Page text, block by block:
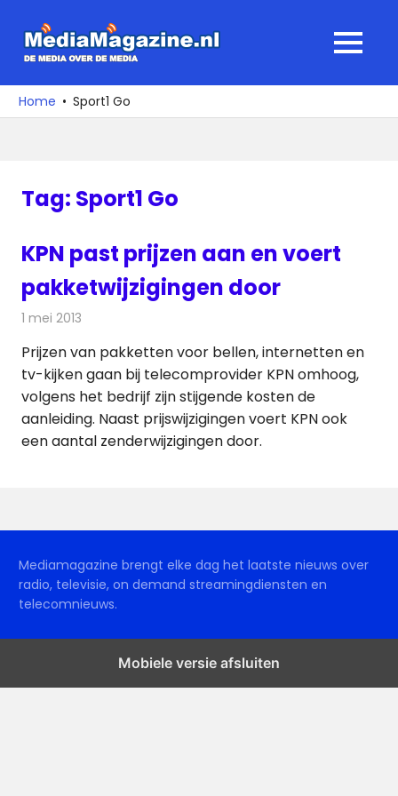
naar
media
over
MENU
Home Sport1 Go
Tag: Sport1 Go
KPN past prijzen aan en voert
pakketwijzigingen door
1 mei 2013
Prijzen van pakketten voor bellen, internetten en
tv-kijken gaan bij telecomprovider KPN omhoog,
volgens het bedrijf zijn stijgende kosten de
aanleiding. Naast prijswijzigingen voert KPN ook
een aantal zenderwijzigingen door.
Mediamagazine brengt elke dag het laatste nieuws over
radio, televisie, on demand streamingdiensten en
telecomnieuws.
Mobiele versie afsluiten